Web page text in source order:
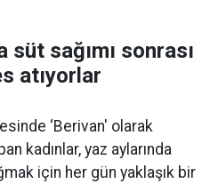
sağımı sonrası
atıyorlar
‘Berivan' olarak
kadınlar, yaz aylarında
için her gün yaklaşık bir